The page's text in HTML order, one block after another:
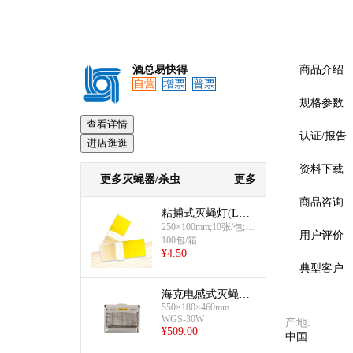
酒总易快得
自营
增票 普票
查看详情
进店逛逛
更多灭蝇器/杀虫 更多
粘捕式灭蝇灯(LG-2
98L贴纸)
250×100mm;10张/包;10
包/扎
100包/箱
¥4.50
海克电感式灭蝇器
(30W)
550×180×460mm
WGS-30W
¥509.00
商品介绍
规格参数
认证/报告
资料下载
商品咨询
用户评价
典型客户
产地:
中国